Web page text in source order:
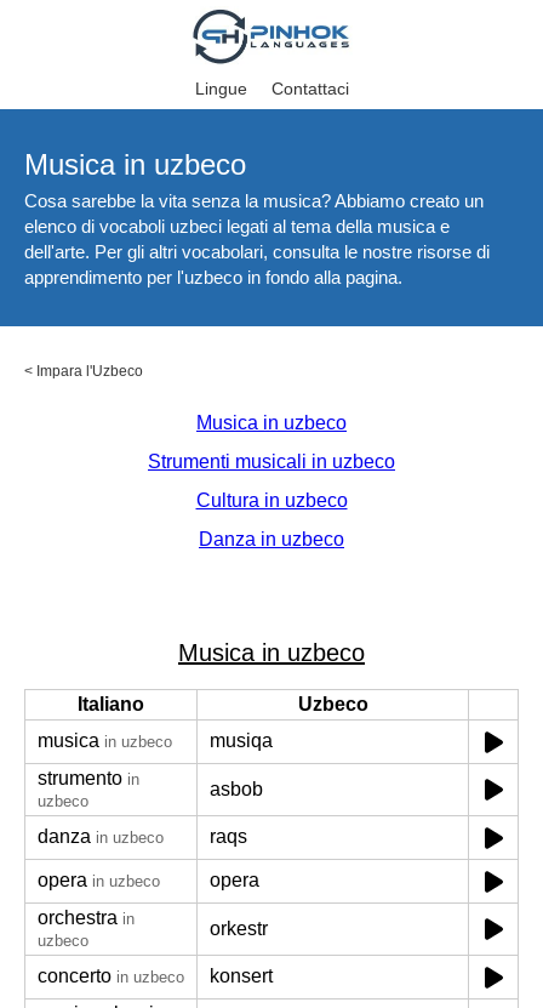
Lingue Contattaci
Musica in uzbeco
Cosa sarebbe la vita senza la musica? Abbiamo creato un
elenco di vocaboli uzbeci legati al tema della musica e
dell'arte. Per gli altri vocabolari, consulta le nostre risorse di
apprendimento per l'uzbeco in fondo alla pagina.
< Impara l'Uzbeco
Musica in uzbeco
Strumenti musicali in uzbeco
Cultura in uzbeco
Danza in uzbeco
Musica in uzbeco
Italiano
Uzbeco
musica in uzbeco
musiqa
strumento in
uzbeco
asbob
danza in uzbeco raqs
opera in uzbeco
opera
orchestra in
uzbeco
orkestr
concerto in uzbeco
konsert